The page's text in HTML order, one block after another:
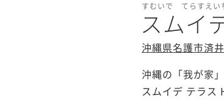
すむいで てらすえい
スムイ
沖縄県名護市済
沖縄の「我が家
スムイデ テラス